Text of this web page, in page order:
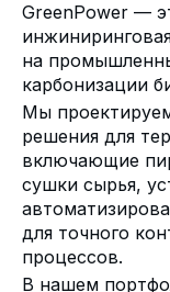
GreenPower —
на
карбонизации
Мы
решения для
включающие
сушки сырья,
для точного
процессов.
В нашем